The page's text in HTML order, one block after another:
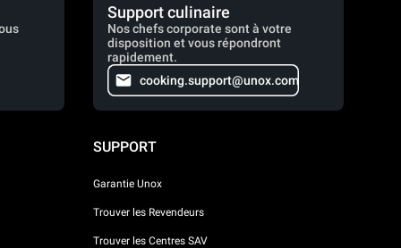
Support culinaire
Nos chefs corporate sont à votre
disposition et vous répondront
rapidement.
cooking.support@unox.com
SUPPORT
Garantie Unox
Trouver les Revendeurs
Trouver les Centres SAV